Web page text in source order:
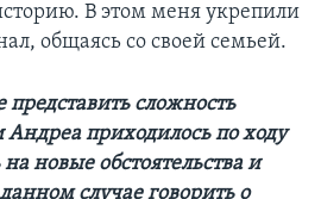
В этом меня укрепили
общаясь со своей семьей.
представить сложность
Андреа приходилось по ходу
новые обстоятельства и
случае говорить о